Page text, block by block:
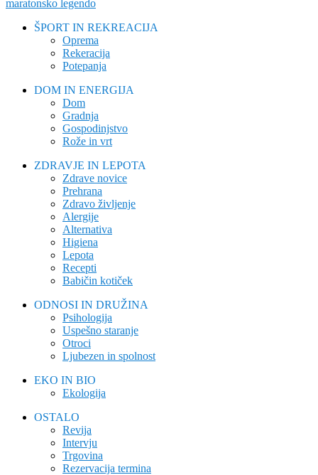
maratonsko legendo
ŠPORT IN REKREACIJA
Oprema
Rekeracija
Potepanja
DOM IN ENERGIJA
Dom
Gradnja
Gospodinjstvo
Rože in vrt
ZDRAVJE IN LEPOTA
Zdrave novice
Prehrana
Zdravo življenje
Alergije
Alternativa
Higiena
Lepota
Recepti
Babičin kotiček
ODNOSI IN DRUŽINA
Psihologija
Uspešno staranje
Otroci
Ljubezen in spolnost
EKO IN BIO
Ekologija
OSTALO
Revija
Intervju
Trgovina
Rezervacija termina